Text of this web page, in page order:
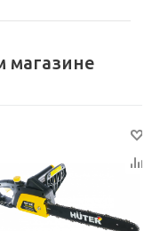
магазине